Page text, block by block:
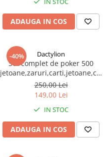
ADAUGA IN COS
-40% Dactylion
Set complet de poker 500
metalica de depozitare
250,00 Lei
149,00 Lei
IN STOC
ADAUGA IN COS